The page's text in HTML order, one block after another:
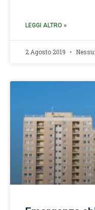
LEGGI ALTRO »
2 Agosto 2019